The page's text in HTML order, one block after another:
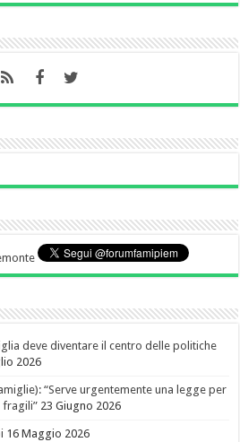
deve diventare il centro delle politiche
2026
“Serve urgentemente una legge per
23 Giugno 2026
16 Maggio 2026